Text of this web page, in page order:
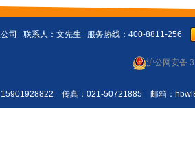
司 联系人：文先生 服务热线：400-8811-256
沪公网安备
传真：021-50721885 邮箱：